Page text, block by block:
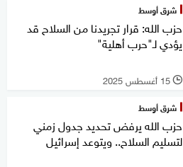
شرق أوسط
حزب الله: قرار تجريدنا من السلاح قد
يؤدي لـ"حرب أهلية"
l 15 أغسطس 2025
شرق أوسط
حزب الله يرفض تحديد جدول زمني
لتسليم السلاح.. ويتوعد إسرائيل